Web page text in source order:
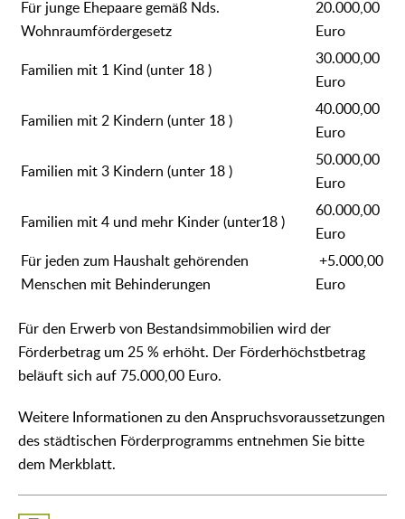
Für junge Ehepaare gemäß Nds.
Wohnraumfördergesetz
20.000,00
Euro
Familien mit 1 Kind (unter 18 )
30.000,00
Euro
Familien mit 2 Kindern (unter 18 )
40.000,00
Euro
Familien mit 3 Kindern (unter 18 )
50.000,00
Euro
Familien mit 4 und mehr Kinder (unter18 )
60.000,00
Euro
Für jeden zum Haushalt gehörenden
Menschen mit Behinderungen
+5.000,00
Euro
Für den Erwerb von Bestandsimmobilien wird der
Förderbetrag um 25 % erhöht. Der Förderhöchstbetrag
beläuft sich auf 75.000,00 Euro.
Weitere Informationen zu den Anspruchsvoraussetzungen
des städtischen Förderprogramms entnehmen Sie bitte
dem Merkblatt.